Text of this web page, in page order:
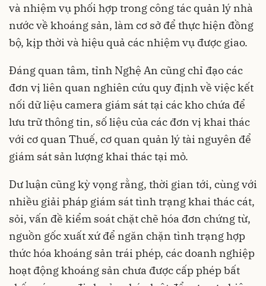
và nhiệm vụ phối hợp trong công tác quản lý nhà
nước về khoáng sản, làm cơ sở để thực hiện đồng
bộ, kịp thời và hiệu quả các nhiệm vụ được giao.
Đáng quan tâm, tỉnh Nghệ An cũng chỉ đạo các
đơn vị liên quan nghiên cứu quy định về việc kết
nối dữ liệu camera giám sát tại các kho chứa để
lưu trữ thông tin, số liệu của các đơn vị khai thác
với cơ quan Thuế, cơ quan quản lý tài nguyên để
giám sát sản lượng khai thác tại mỏ.
Dư luận cũng kỳ vọng rằng, thời gian tới, cùng với
nhiều giải pháp giám sát tình trạng khai thác cát,
sỏi, vấn đề kiểm soát chặt chẽ hóa đơn chứng từ,
nguồn gốc xuất xứ để ngăn chặn tình trạng hợp
thức hóa khoáng sản trái phép, các doanh nghiệp
hoạt động khoáng sản chưa được cấp phép bất